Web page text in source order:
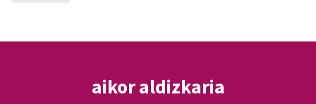
aikor aldizkaria